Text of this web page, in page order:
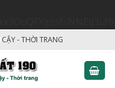
- THỜI TRANG